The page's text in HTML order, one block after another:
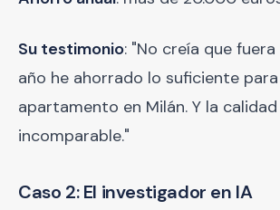
Su testimonio: "No creía que fuera
año he ahorrado lo suficiente
apartamento en Milán. Y la
incomparable."
Caso 2: El investigador en IA